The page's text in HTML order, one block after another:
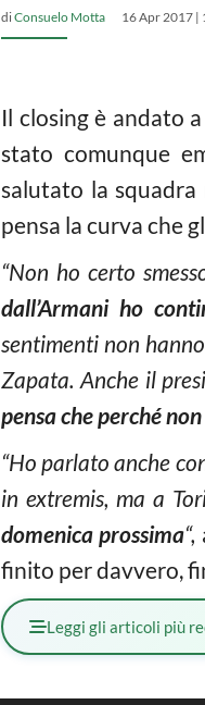
diConsuelo Motta 16 Apr 2017 |
Il closing è andato
stato comunque
salutato la squadra
pensa la curva che
“Non ho certo
dall’Armani ho
sentimenti non
Zapata. Anche il
pensa che perché
“Ho parlato anche
in extremis, ma a
domenica prossima“,
finito per davvero,
Leggi gli articoli più